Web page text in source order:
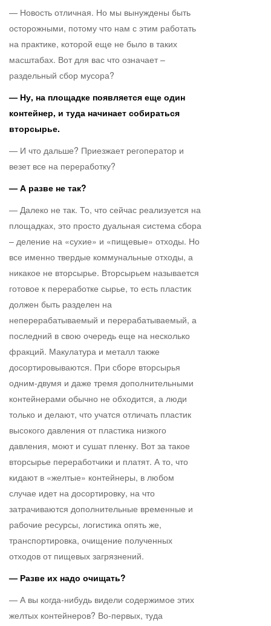
— Новость отличная. Но мы вынуждены быть
осторожными, потому что нам с этим работать
на практике, которой еще не было в таких
масштабах. Вот для вас что означает –
раздельный сбор мусора?
— Ну, на площадке появляется еще один
контейнер, и туда начинает собираться
вторсырье.
— И что дальше? Приезжает регоператор и
везет все на переработку?
— А разве не так?
— Далеко не так. То, что сейчас реализуется на
площадках, это просто дуальная система сбора
– деление на «сухие» и «пищевые» отходы. Но
все именно твердые коммунальные отходы, а
никакое не вторсырье. Вторсырьем называется
готовое к переработке сырье, то есть пластик
должен быть разделен на
неперерабатываемый и перерабатываемый, а
последний в свою очередь еще на несколько
фракций. Макулатура и металл также
досортировываются. При сборе вторсырья
одним-двумя и даже тремя дополнительными
контейнерами обычно не обходится, а люди
только и делают, что учатся отличать пластик
высокого давления от пластика низкого
давления, моют и сушат пленку. Вот за такое
вторсырье переработчики и платят. А то, что
кидают в «желтые» контейнеры, в любом
случае идет на досортировку, на что
затрачиваются дополнительные временные и
рабочие ресурсы, логистика опять же,
транспортировка, очищение полученных
отходов от пищевых загрязнений.
— Разве их надо очищать?
— А вы когда-нибудь видели содержимое этих
желтых контейнеров? Во-первых, туда